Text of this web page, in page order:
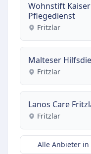
Wohnstift
Pflegedienst
Fritzlar
Malteser
Fritzlar
Lanos Care
Fritzlar
Alle Anbieter in